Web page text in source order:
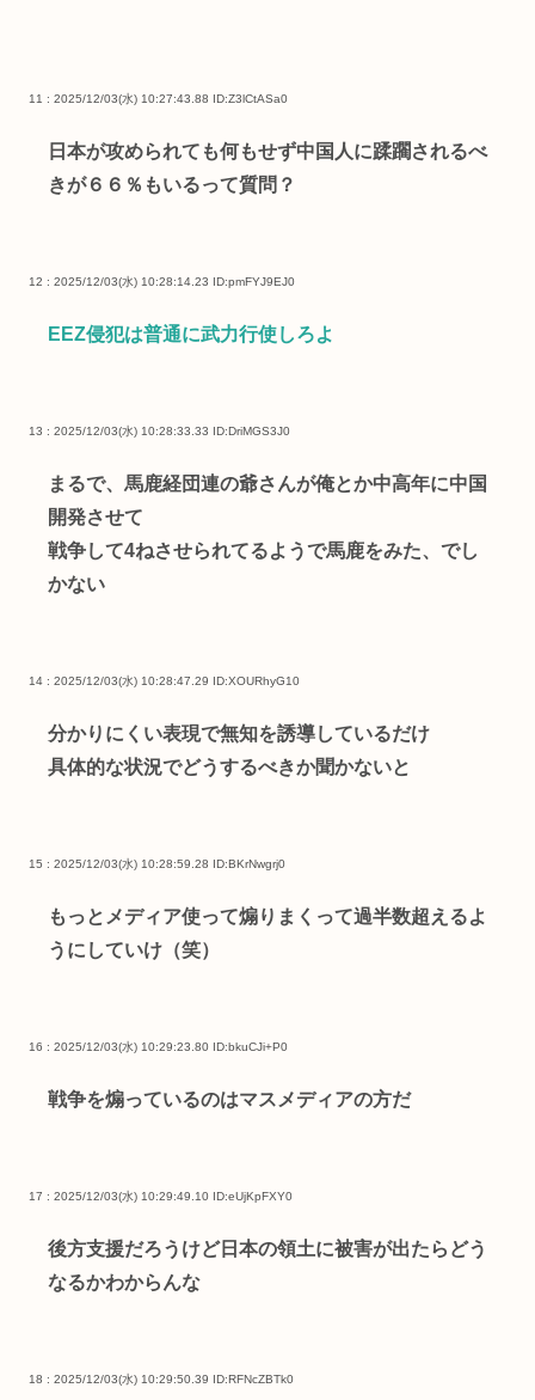
11 : 2025/12/03(水) 10:27:43.88 ID:Z3lCtASa0
日本が攻められても何もせず中国人に蹂躙されるべ
きが６６％もいるって質問？
12 : 2025/12/03(水) 10:28:14.23 ID:pmFYJ9EJ0
EEZ侵犯は普通に武力行使しろよ
13 : 2025/12/03(水) 10:28:33.33 ID:DriMGS3J0
まるで、馬鹿経団連の爺さんが俺とか中高年に中国
開発させて
戦争して4ねさせられてるようで馬鹿をみた、でし
かない
14 : 2025/12/03(水) 10:28:47.29 ID:XOURhyG10
分かりにくい表現で無知を誘導しているだけ
具体的な状況でどうするべきか聞かないと
15 : 2025/12/03(水) 10:28:59.28 ID:BKrNwgrj0
もっとメディア使って煽りまくって過半数超えるよ
うにしていけ（笑）
16 : 2025/12/03(水) 10:29:23.80 ID:bkuCJi+P0
戦争を煽っているのはマスメディアの方だ
17 : 2025/12/03(水) 10:29:49.10 ID:eUjKpFXY0
後方支援だろうけど日本の領土に被害が出たらどう
なるかわからんな
18 : 2025/12/03(水) 10:29:50.39 ID:RFNcZBTk0